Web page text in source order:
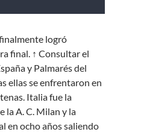
logró
final. ↑ Consultar el
y Palmarés del
ellas se enfrentaron en
Italia fue la
la A. C. Milan y la
en ocho años saliendo